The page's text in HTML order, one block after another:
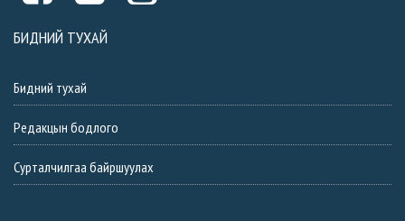
БИДНИЙ ТУХАЙ
Бидний тухай
Редакцын бодлого
Сурталчилгаа байршуулах